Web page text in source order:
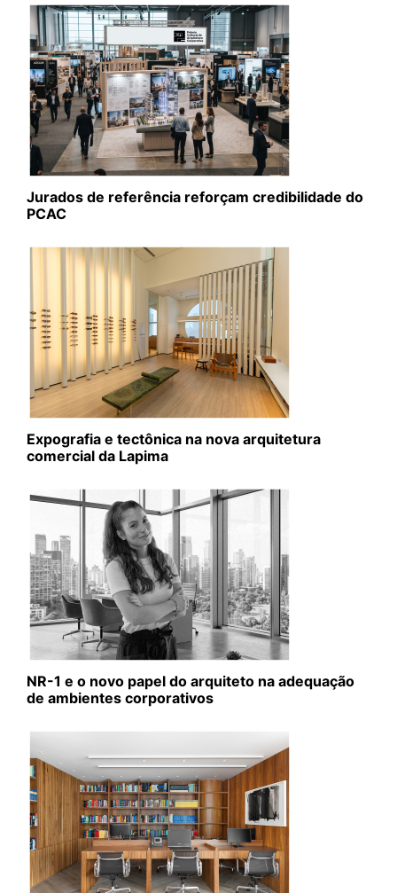
Jurados de referência reforçam credibilidade do
PCAC
Expografia e tectônica na nova arquitetura
comercial da Lapima
NR-1 e o novo papel do arquiteto na adequação
de ambientes corporativos